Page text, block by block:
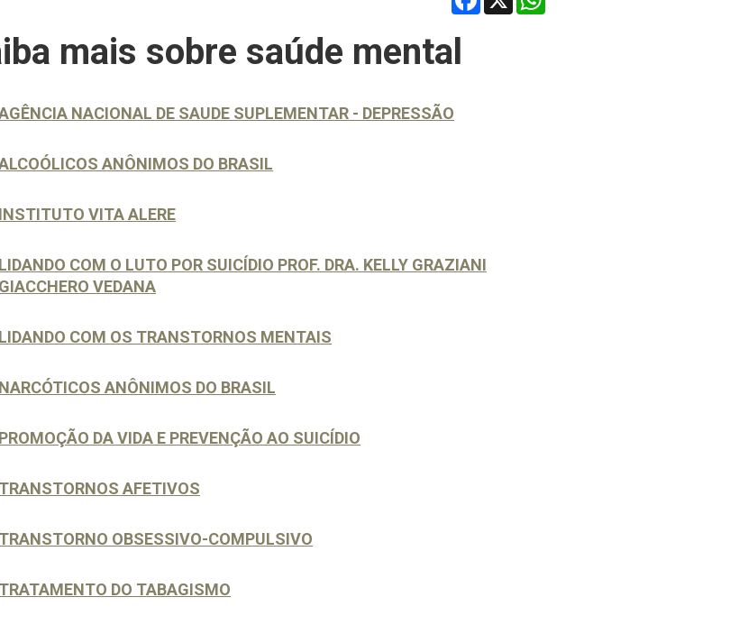
mais sobre saúde mental
NACIONAL DE SAUDE SUPLEMENTAR - DEPRESSÃO
ANÔNIMOS DO BRASIL
INSTITUTO VITA ALERE
LIDANDO COM O LUTO POR SUICÍDIO PROF. DRA. KELLY GRAZIANI
GIACCHERO VEDANA
LIDANDO COM OS TRANSTORNOS MENTAIS
NARCÓTICOS ANÔNIMOS DO BRASIL
PROMOÇÃO DA VIDA E PREVENÇÃO AO SUICÍDIO
TRANSTORNOS AFETIVOS
TRANSTORNO OBSESSIVO-COMPULSIVO
TRATAMENTO DO TABAGISMO